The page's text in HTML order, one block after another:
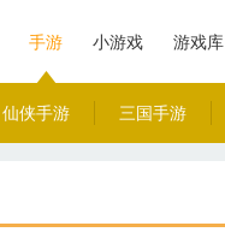
手游
仙侠手游 三国手游
小游戏 游戏库